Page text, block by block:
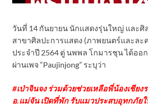
วันที่ 14 กันยายน นักเเสดงรุ่นใหญ่ เเละศิ
สาขาศิลปะการแสดง (ภาพยนตร์และละ
ประจำปี 2564 ตู่ นพพล โกมารชุน ได้ออ
ผ่านเพจ “Paujinjong” ระบุว่า
#เป่าจินจง ร่วมด้วยช่วยเหลือพี่น้องเชียง
อ.แม่จัน เปิดที่พัก รับแมวประสบอุทกภัยใ